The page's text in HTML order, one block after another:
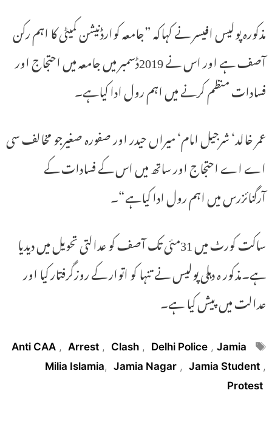
مذکورہ پولیس افیسر نے کہاکہ ”جامعہ کوارڈنیشن کمیٹی کا اہم رکن
آصف ہے اور اس نے 2019ڈسمبر میں جامعہ میں احتجاج اور
فسادات منظم کرنے میں اہم رول ادا کیاہے۔
عمر خالد‘ شرجیل امام‘ میراں حیدر اور صفورہ صغیرجو مخالف سی
اے اے احتجاج اور ساتھ میں اس کے فسادات کے
آرگنائزرس میں اہم رول ادا کیاہے“۔
ساکت کورٹ میں 31مئی تک آصف کو عدالتی تحویل میں دیدیا
ہے۔مذکور ہ دہلی پولیس نے تنہا کو اتوار کے روزگرفتار کیا اور
عدالت میں پیش کیا ہے۔
Tags
Anti CAA , Arrest , Clash , Delhi Police , Jamia
Milia Islamia, Jamia Nagar , Jamia Student ,
Protest